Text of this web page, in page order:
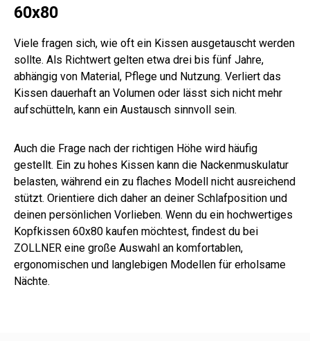
60x80
Viele fragen sich, wie oft ein Kissen ausgetauscht werden
sollte. Als Richtwert gelten etwa drei bis fünf Jahre,
abhängig von Material, Pflege und Nutzung. Verliert das
Kissen dauerhaft an Volumen oder lässt sich nicht mehr
aufschütteln, kann ein Austausch sinnvoll sein.
Auch die Frage nach der richtigen Höhe wird häufig
gestellt. Ein zu hohes Kissen kann die Nackenmuskulatur
belasten, während ein zu flaches Modell nicht ausreichend
stützt. Orientiere dich daher an deiner Schlafposition und
deinen persönlichen Vorlieben. Wenn du ein hochwertiges
Kopfkissen 60x80 kaufen möchtest, findest du bei
ZOLLNER eine große Auswahl an komfortablen,
ergonomischen und langlebigen Modellen für erholsame
Nächte.